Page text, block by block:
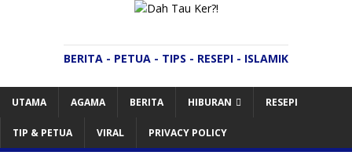
BERITA - PETUA - TIPS - RESEPI - ISLAMIK
UTAMA AGAMA BERITA HIBURAN RESEPI
TIP & PETUA VIRAL PRIVACY POLICY